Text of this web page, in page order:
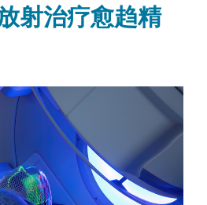
射治疗愈趋精